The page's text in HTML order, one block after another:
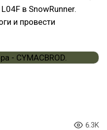
в SnowRunner.
и провести
6.3K